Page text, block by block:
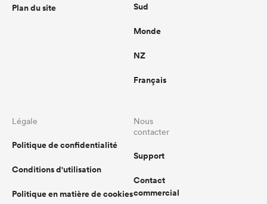
Plan du site Sud
Monde
NZ
Français
Légale
Politique de confidentialité
Conditions d'utilisation
Politique en matière de cookies
Nous
contacter
Support
Contact
commercial